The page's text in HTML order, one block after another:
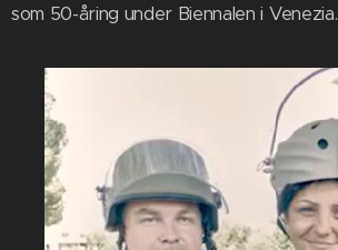
som 50-åring under Biennalen i Venezia.